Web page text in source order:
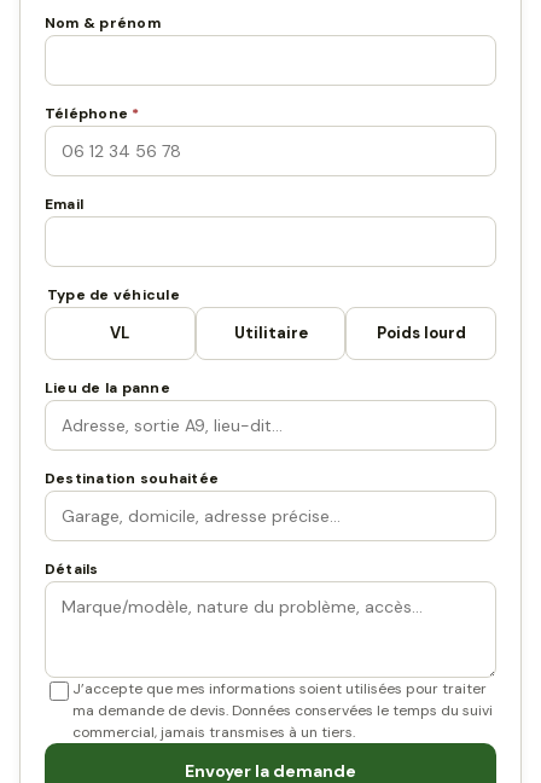
Nom & prénom
Téléphone *
Email
Type de véhicule
VL Utilitaire Poids lourd
Lieu de la panne
Destination souhaitée
Détails
J’accepte que mes informations soient utilisées pour traiter
ma demande de devis. Données conservées le temps du suivi
commercial, jamais transmises à un tiers.
Envoyer la demande